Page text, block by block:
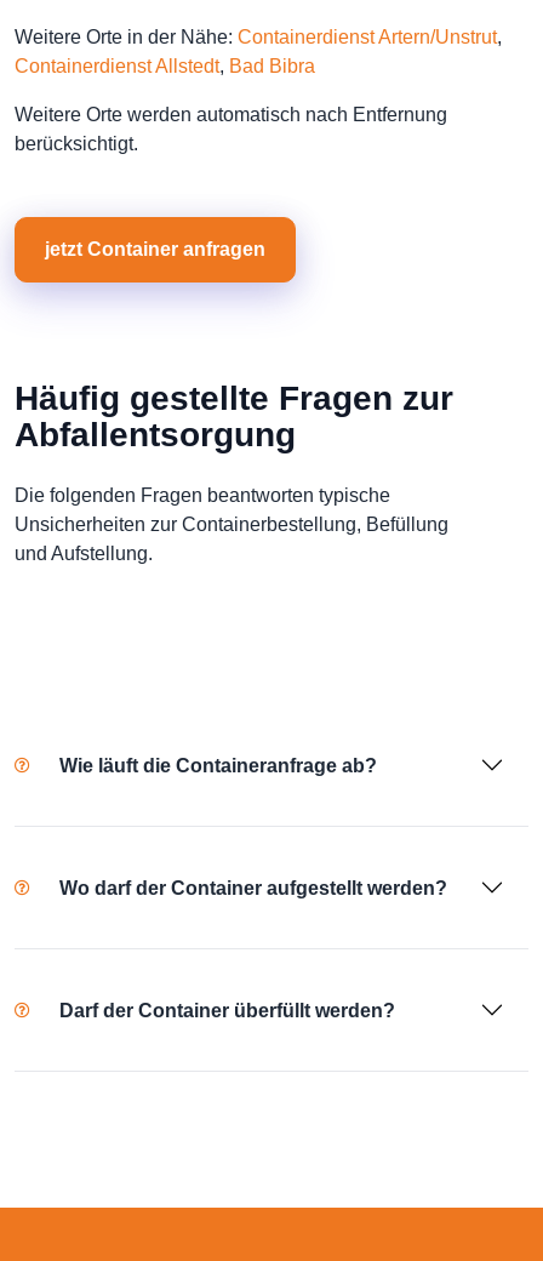
Weitere Orte in der Nähe: Containerdienst Artern/Unstrut,
Containerdienst Allstedt, Bad Bibra
Weitere Orte werden automatisch nach Entfernung
berücksichtigt.
jetzt Container anfragen
Häufig gestellte Fragen zur
Abfallentsorgung
Die folgenden Fragen beantworten typische
Unsicherheiten zur Containerbestellung, Befüllung
und Aufstellung.
Wie läuft die Containeranfrage ab?
Wo darf der Container aufgestellt werden?
Darf der Container überfüllt werden?